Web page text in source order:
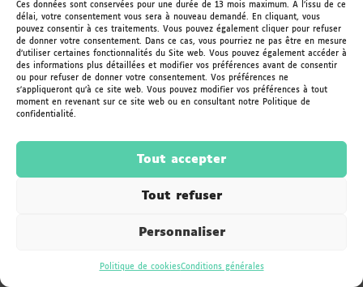
Ces données sont conservées pour une durée de 13 mois maximum. A l’issu de ce
délai, votre consentement vous sera à nouveau demandé. En cliquant, vous
pouvez consentir à ces traitements. Vous pouvez également cliquer pour refuser
de donner votre consentement. Dans ce cas, vous pourriez ne pas être en mesure
d’utiliser certaines fonctionnalités du Site web. Vous pouvez également accéder à
des informations plus détaillées et modifier vos préférences avant de consentir
ou pour refuser de donner votre consentement. Vos préférences ne
s'appliqueront qu’à ce site web. Vous pouvez modifier vos préférences à tout
moment en revenant sur ce site web ou en consultant notre Politique de
confidentialité.
Tout accepter
Tout refuser
Personnaliser
Politique de cookiesConditions générales
16 juin 2025
Inauguration de la plaque qualité Silvae
0 Lire l'article